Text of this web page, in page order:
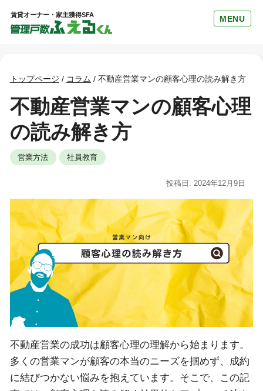
賃貸オーナー・家主獲得SFA MENU
トップページ / コラム / 不動産営業マンの顧客心理の読み解き方
不動産営業マンの顧客心理
の読み解き方
営業方法 社員教育
投稿日: 2024年12月9日
不動産営業の成功は顧客心理の理解から始まります。
多くの営業マンが顧客の本当のニーズを掴めず、成約
に結びつかない悩みを抱えています。そこで、この記